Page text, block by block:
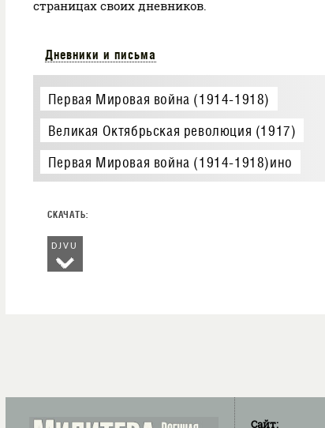
страницах своих дневников.
Дневники и письма
Первая Мировая война (1914-1918)
Великая Октябрьская революция (1917)
Первая Мировая война (1914-1918)ино
DJVU
Сайт: